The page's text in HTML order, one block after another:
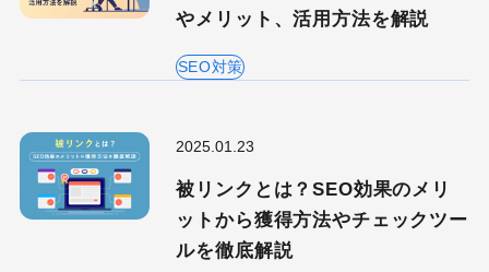
やメリット、活用方法を解説
SEO対策
2025.01.23
被リンクとは？SEO効果のメリ
ットから獲得方法やチェックツー
ルを徹底解説